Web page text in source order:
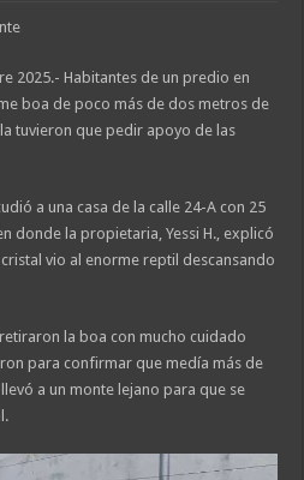
2025.- Habitantes de un predio en
boa de poco más de dos metros de
tuvieron que pedir apoyo de las
a una casa de la calle 24-A con 25
donde la propietaria, Yessi H., explicó
vio al enorme reptil descansando
la boa con mucho cuidado
para confirmar que medía más de
a un monte lejano para que se